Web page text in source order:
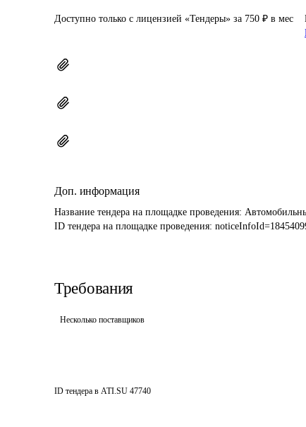
Доступно только с лицензией «Тендеры» за 750 ₽ в мес
Доп. информация
Название тендера на площадке проведения:
ID тендера на площадке проведения:
Требования
Несколько поставщиков
ID тендера в ATI.SU 47740